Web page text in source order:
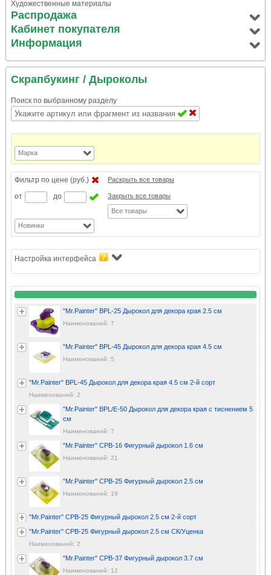
Художественные материалы
Распродажа
Кабинет покупателя
Информация
Скрапбукинг / Дыроколы
Поиск по выбранному разделу
Марка
Фильтр по цене (руб.)
от
до
Раскрыть все товары
Закрыть все товары
Все товары
Новинки
Настройка интерфейса
"Mr.Painter" BPL-25 Дырокол для декора края 2.5 см
Наименований: 7
"Mr.Painter" BPL-45 Дырокол для декора края 4.5 см
Наименований: 5
"Mr.Painter" BPL-45 Дырокол для декора края 4.5 см 2-й сорт
Наименований: 2
"Mr.Painter" BPL/E-50 Дырокол для декора края с тиснением 5
см
Наименований: 7
"Mr.Painter" CPB-16 Фигурный дырокол 1.6 см
Наименований: 21
"Mr.Painter" CPB-25 Фигурный дырокол 2.5 см
Наименований: 19
"Mr.Painter" CPB-25 Фигурный дырокол 2.5 см 2-й сорт
"Mr.Painter" CPB-25 Фигурный дырокол 2.5 см СК/Уценка
Наименований: 2
"Mr.Painter" CPB-37 Фигурный дырокол 3.7 см
Наименований: 12